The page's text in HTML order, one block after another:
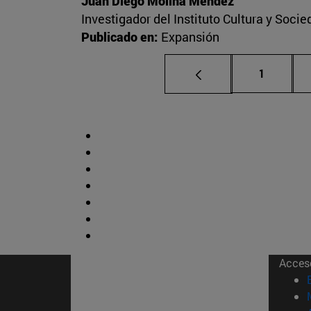
Investigador del Instituto Cultura y
Publicado en: Expansión
Página
1